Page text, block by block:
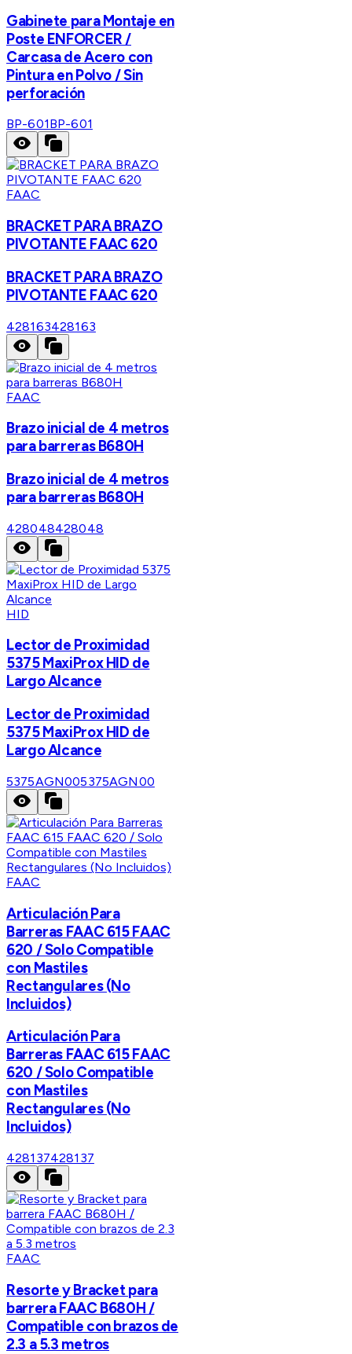
Gabinete para Montaje en
Poste ENFORCER /
Carcasa de Acero con
Pintura en Polvo / Sin
perforación
BP-601BP-601
FAAC
BRACKET PARA BRAZO
PIVOTANTE FAAC 620
BRACKET PARA BRAZO
PIVOTANTE FAAC 620
428163428163
FAAC
Brazo inicial de 4 metros
para barreras B680H
Brazo inicial de 4 metros
para barreras B680H
428048428048
HID
Lector de Proximidad
5375 MaxiProx HID de
Largo Alcance
Lector de Proximidad
5375 MaxiProx HID de
Largo Alcance
5375AGN005375AGN00
FAAC
Articulación Para
Barreras FAAC 615 FAAC
620 / Solo Compatible
con Mastiles
Rectangulares (No
Incluidos)
Articulación Para
Barreras FAAC 615 FAAC
620 / Solo Compatible
con Mastiles
Rectangulares (No
Incluidos)
428137428137
FAAC
Resorte y Bracket para
barrera FAAC B680H /
Compatible con brazos de
2.3 a 5.3 metros